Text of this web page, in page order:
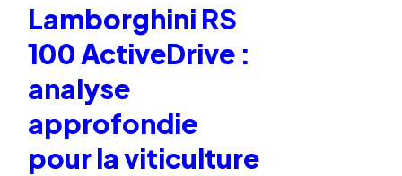
Lamborghini RS
100 ActiveDrive :
analyse
approfondie
pour la viticulture